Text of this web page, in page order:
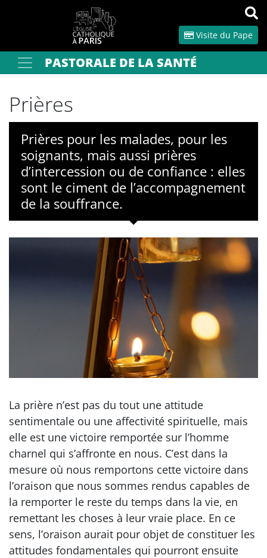
Visite du Pape
Votre recherchePASTORALE DE LA SANTÉ
Prières
Prières pour les malades, pour les
soignants, mais aussi prières
d’intercession ou de confiance : elles
sont le ciment de l’accompagnement
de la souffrance.
La prière n’est pas du tout une attitude
sentimentale ou une affectivité spirituelle, mais
elle est une victoire remportée sur l’homme
charnel qui s’affronte en nous. C’est dans la
mesure où nous remportons cette victoire dans
l’oraison que nous sommes rendus capables de
la remporter le reste du temps dans la vie, en
remettant les choses à leur vraie place. En ce
sens, l’oraison aurait pour objet de constituer les
attitudes fondamentales qui pourront ensuite
Panneau de gestion des cookies